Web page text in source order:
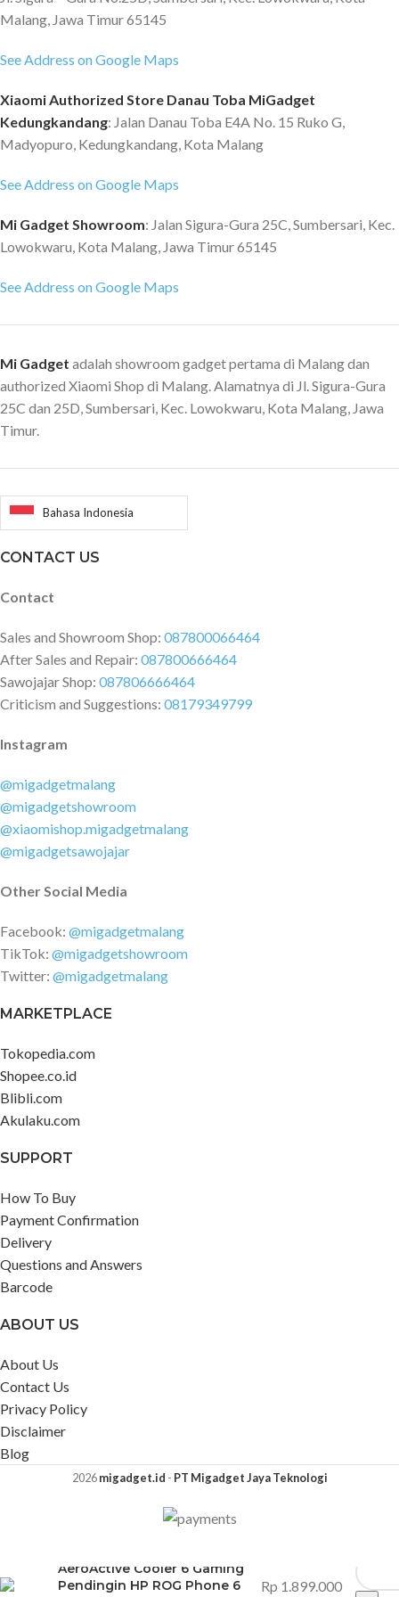
Malang, Jawa Timur 65145
See Address on Google Maps
Xiaomi Authorized Store Danau Toba MiGadget
Kedungkandang: Jalan Danau Toba E4A No. 15 Ruko G,
Madyopuro, Kedungkandang, Kota Malang
See Address on Google Maps
Mi Gadget Showroom: Jalan Sigura-Gura 25C, Sumbersari, Kec.
Lowokwaru, Kota Malang, Jawa Timur 65145
See Address on Google Maps
Mi Gadget adalah showroom gadget pertama di Malang dan
authorized Xiaomi Shop di Malang. Alamatnya di Jl. Sigura-Gura
25C dan 25D, Sumbersari, Kec. Lowokwaru, Kota Malang, Jawa
Timur.
Bahasa Indonesia
CONTACT US
Contact
Sales and Showroom Shop: 087800066464
After Sales and Repair: 087800666464
Sawojajar Shop: 087806666464
Criticism and Suggestions: 08179349799
Instagram
@migadgetmalang
@migadgetshowroom
@xiaomishop.migadgetmalang
@migadgetsawojajar
Other Social Media
Facebook: @migadgetmalang
TikTok: @migadgetshowroom
Twitter: @migadgetmalang
MARKETPLACE
Tokopedia.com
Shopee.co.id
Blibli.com
Akulaku.com
SUPPORT
How To Buy
Payment Confirmation
Delivery
Questions and Answers
Barcode
ABOUT US
About Us
Contact Us
Privacy Policy
Disclaimer
Blog
2026migadget.id - PT Migadget Jaya Teknologi
AeroActive Cooler 6 Gaming
Pendingin HP ROG Phone 6
Rp 1.899.000